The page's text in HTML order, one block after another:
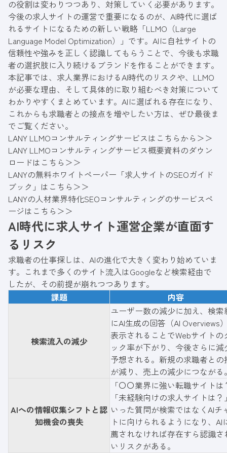
の役割は変わりつつあり、対策していく必要があります。
今後の求人サイトの運営で重要になるのが、AI時代に選ば
れるサイトになるための新しい戦略「LLMO（Large
Language Model Optimization）」です。AIに自社サイトの
信頼性や強みを正しく認識してもらうことで、今後も求職
者の選択肢に入り続けるブランドを作ることができます。
本記事では、求人業界におけるAI時代のリスクや、LLMO
が必要な理由、そして具体的に取り組むべき対策について
わかりやすくまとめています。AIに選ばれる存在になり、
これからも求職者との接点を増やしたい方は、ぜひ最後ま
でご覧ください。
LANY LLMOコンサルティングサービスはこちらから＞＞
LANY LLMOコンサルティングサービス概要資料のダウン
ロードはこちら＞＞
LANYの無料ホワイトペーパー「求人サイトのSEOガイド
ブック」はこちら＞＞
LANYの人材業界特化SEOコンサルティングのサービスペ
ージはこちら＞＞
AI時代に求人サイト運営企業が直面す
るリスク
求職者の仕事探しは、AIの進化で大きく変わり始めていま
す。これまで多くのサイト流入はGoogleなど検索経由で
したが、その前提が崩れつつあります。
課題
内容
検索流入の減少
ユーザー数の減少に加え、検索
にAI生成の回答（AI Overviews
表示されることでWebサイトの
ック率が下がり、今後さらに減
予想される。新規の求職者との
が減り、売上の減少につながる
AIへの情報収集シフトと認
知機会の喪失
「〇〇業界に強い転職サイトは
「未経験向けの求人サイトは？
いった質問が検索ではなくAIチ
トに向けられるようになり、AI
薦されなければ存在すら認識さ
いリスクがある。